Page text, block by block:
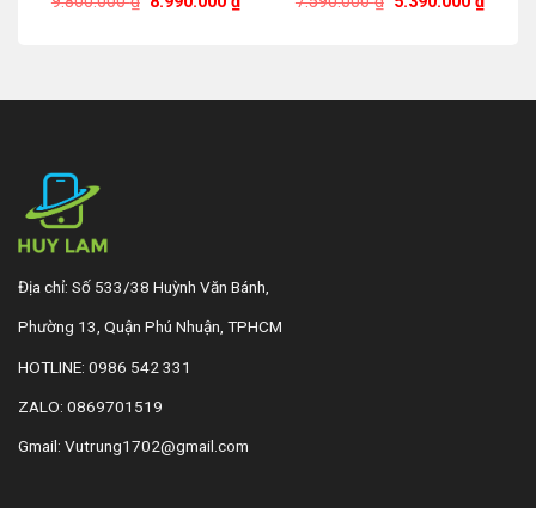
hiện
hiện
Địa chỉ: Số 533/38 Huỳnh Văn Bánh,
Phường 13, Quận Phú Nhuận, TPHCM
HOTLINE: 0986 542 331
ZALO: 0869701519
Gmail: Vutrung1702@gmail.com